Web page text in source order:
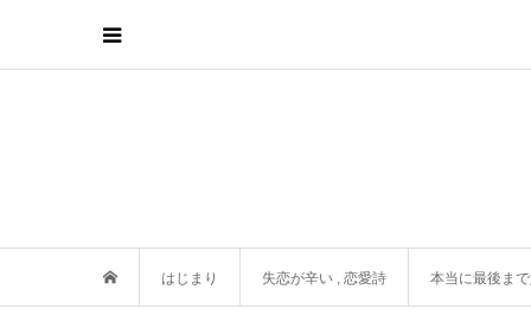
はじまり 失恋が辛い , 恋愛詩 本当に最後ま